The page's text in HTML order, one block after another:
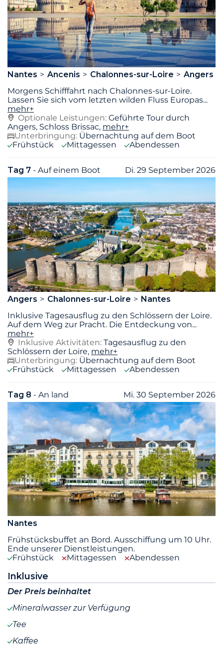
Nantes Ancenis Chalonnes-sur-Loire
Angers
Morgens Schifffahrt nach Chalonnes-sur-Loire.
Lassen Sie sich vom letzten wilden Fluss Europas...
mehr+
Optionale Leistungen: Geführte Tour durch
Angers, Schloss Brissac, mehr+
Unterbringung: Übernachtung auf dem Boot
Frühstück
Mittagessen Abendessen
Tag 7 - Auf einem Boot Di. 29 September 2026
Angers Chalonnes-sur-Loire
Nantes
Inklusive Tagesausflug zu den Schlössern der Loire.
Auf dem Weg zur Pracht. Die Entdeckung von...
mehr+
Inklusive Aktivitäten: Tagesausflug zu den
Schlössern der Loire, mehr+
Unterbringung: Übernachtung auf dem Boot
Frühstück
Mittagessen Abendessen
Tag 8 - An land Mi. 30 September 2026
Nantes
Frühstücksbuffet an Bord. Ausschiffung um 10 Uhr.
Ende unserer Dienstleistungen.
Frühstück
Mittagessen Abendessen
Inklusive
Der Preis beinhaltet
Mineralwasser zur Verfügung
Tee
Kaffee